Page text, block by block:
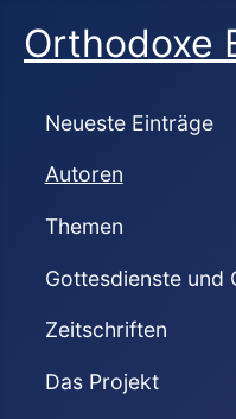
Orthodoxe
Neueste Einträge
Autoren
Themen
Gottesdienste und
Zeitschriften
Das Projekt